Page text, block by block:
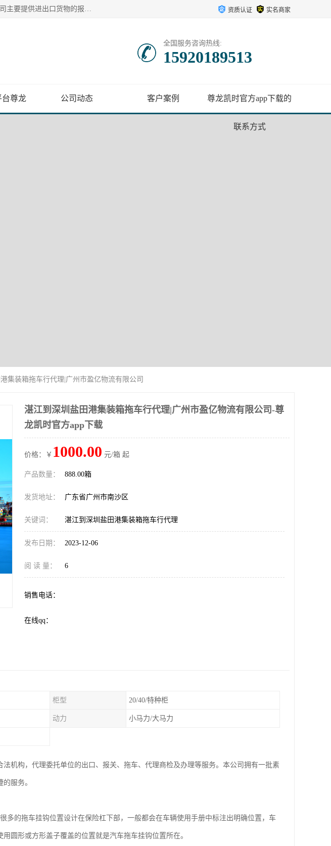
广州市盈亿物流有限公司主要从事：南沙港集装箱拖车、蛇口港集装箱拖车、盐田港集装箱拖车；公司主要提供进出口货物的报关报检、集装箱拖车、特种柜拖车、散货车、仓储搬运、装拆箱配送等港口物流服务。服务区域涵盖全国，起运港口：黄埔港、南沙港、盐田港、蛇口港等码头以及广州白云机场和火车站如南沙港火车站、 大朗、增城西、石龙等货运站。 资质认证 实名商家
全国服务咨询热线:
15920189513
台尊龙 公司动态 客户案例 尊龙凯时官方app下载的
联系方式
集装箱拖车行代理|广州市盈亿物流有限公司
湛江到深圳盐田港集装箱拖车行代理|广州市盈亿物流有限公司-尊
龙凯时官方app下载
价格：￥ 1000.00 元/箱 起
产品数量： 888.00箱
发货地址： 广东省广州市南沙区
关键词： 湛江到深圳盐田港集装箱拖车行代理
发布日期： 2023-12-06
阅 读 量： 6
销售电话：
在线qq：
柜型 20/40/特种柜
动力 小马力/大马力
机构，代理委托单位的出口、报关、拖车、代理商检及办理等服务。本公司拥有一批素
服务。
多的拖车挂钩位置设计在保险杠下部，一般都会在车辆使用手册中标注出明确位置，车
圆形或方形盖子覆盖的位置就是汽车拖车挂钩位置所在。